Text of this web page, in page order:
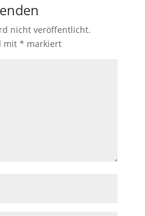
nicht veröffentlicht.
mit * markiert